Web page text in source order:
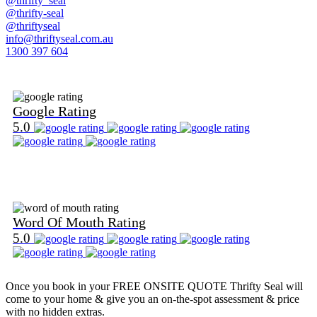
@thrifty-seal
@thriftyseal
info@thriftyseal.com.au
1300 397 604
Google Rating
5.0
Word Of Mouth Rating
5.0
Once you book in yourFREE ONSITE QUOTE Thrifty Seal will
come to your home & give you an on-the-spot assessment & price
with no hidden extras.